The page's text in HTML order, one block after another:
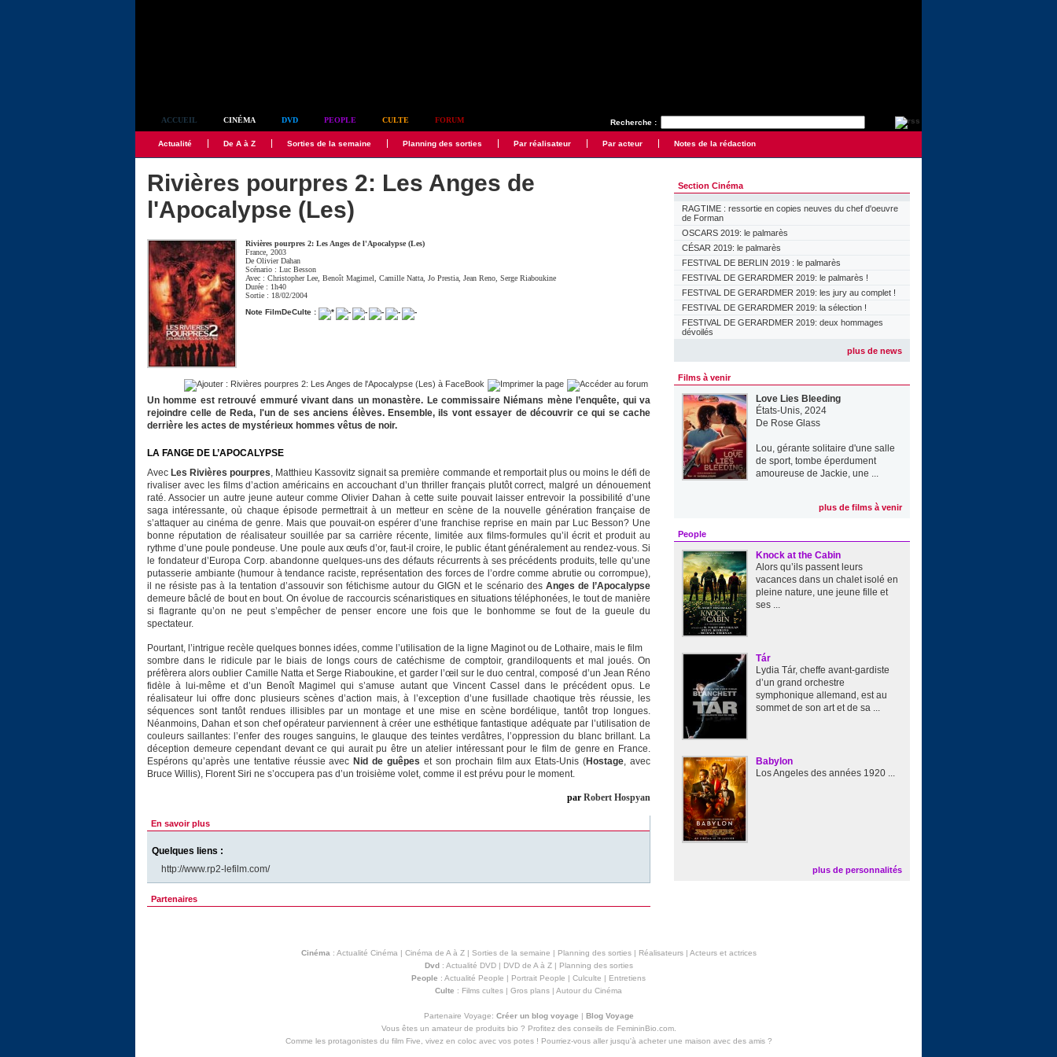
Recherche :
ACCUEIL CINÉMA DVD PEOPLE CULTE FORUM
Actualité De A à Z Sorties de la semaine Planning des sorties Par réalisateur Par acteur Notes de la rédaction
Rivières pourpres 2: Les Anges de
l'Apocalypse (Les)
Rivières pourpres 2: Les Anges de l'Apocalypse (Les)
France, 2003
DeOlivier Dahan
Scénario :Luc Besson
Avec :Christopher Lee ,Benoît Magimel ,Camille Natta ,Jo Prestia ,Jean Reno ,Serge Riaboukine
Durée : 1h40
Sortie : 18/02/2004
Note FilmDeCulte :
Un homme est retrouvé emmuré vivant dans un monastère. Le commissaire Niémans mène l’enquête, qui va
rejoindre celle de Reda, l'un de ses anciens élèves. Ensemble, ils vont essayer de découvrir ce qui se cache
derrière les actes de mystérieux hommes vêtus de noir.
LA FANGE DE L’APOCALYPSE
Avec Les Rivières pourpres, Matthieu Kassovitz signait sa première commande et remportait plus ou moins le défi de
rivaliser avec les films d’action américains en accouchant d’un thriller français plutôt correct, malgré un dénouement
raté. Associer un autre jeune auteur comme Olivier Dahan à cette suite pouvait laisser entrevoir la possibilité d’une
saga intéressante, où chaque épisode permettrait à un metteur en scène de la nouvelle génération française de
s’attaquer au cinéma de genre. Mais que pouvait-on espérer d’une franchise reprise en main par Luc Besson? Une
bonne réputation de réalisateur souillée par sa carrière récente, limitée aux films-formules qu’il écrit et produit au
rythme d’une poule pondeuse. Une poule aux œufs d’or, faut-il croire, le public étant généralement au rendez-vous. Si
le fondateur d’Europa Corp. abandonne quelques-uns des défauts récurrents à ses précédents produits, telle qu’une
putasserie ambiante (humour à tendance raciste, représentation des forces de l’ordre comme abrutie ou corrompue),
il ne résiste pas à la tentation d’assouvir son fétichisme autour du GIGN et le scénario des Anges de l’Apocalypse
demeure bâclé de bout en bout. On évolue de raccourcis scénaristiques en situations téléphonées, le tout de manière
si flagrante qu’on ne peut s’empêcher de penser encore une fois que le bonhomme se fout de la gueule du
spectateur.
Pourtant, l’intrigue recèle quelques bonnes idées, comme l’utilisation de la ligne Maginot ou de Lothaire, mais le film
sombre dans le ridicule par le biais de longs cours de catéchisme de comptoir, grandiloquents et mal joués. On
préfèrera alors oublier Camille Natta et Serge Riaboukine, et garder l’œil sur le duo central, composé d’un Jean Réno
fidèle à lui-même et d’un Benoît Magimel qui s’amuse autant que Vincent Cassel dans le précédent opus. Le
réalisateur lui offre donc plusieurs scènes d’action mais, à l’exception d’une fusillade chaotique très réussie, les
séquences sont tantôt rendues illisibles par un montage et une mise en scène bordélique, tantôt trop longues.
Néanmoins, Dahan et son chef opérateur parviennent à créer une esthétique fantastique adéquate par l’utilisation de
couleurs saillantes: l’enfer des rouges sanguins, le glauque des teintes verdâtres, l’oppression du blanc brillant. La
déception demeure cependant devant ce qui aurait pu être un atelier intéressant pour le film de genre en France.
Espérons qu’après une tentative réussie avec Nid de guêpes et son prochain film aux Etats-Unis (Hostage, avec
Bruce Willis), Florent Siri ne s’occupera pas d’un troisième volet, comme il est prévu pour le moment.
par Robert Hospyan
En savoir plus
Quelques liens :
http://www.rp2-lefilm.com/
Partenaires
Section Cinéma
RAGTIME : ressortie en copies neuves du chef d'oeuvre
de Forman
OSCARS 2019: le palmarès
CÉSAR 2019: le palmarès
FESTIVAL DE BERLIN 2019 : le palmarès
FESTIVAL DE GERARDMER 2019: le palmarès !
FESTIVAL DE GERARDMER 2019: les jury au complet !
FESTIVAL DE GERARDMER 2019: la sélection !
FESTIVAL DE GERARDMER 2019: deux hommages
dévoilés
plus de news
Films à venir
Love Lies Bleeding
États-Unis, 2024
De Rose Glass
Lou, gérante solitaire d'une salle
de sport, tombe éperdument
amoureuse de Jackie, une ...
plus de films à venir
People
Knock at the Cabin
Alors qu’ils passent leurs
vacances dans un chalet isolé en
pleine nature, une jeune fille et
ses ...
Tár
Lydia Tár, cheffe avant-gardiste
d’un grand orchestre
symphonique allemand, est au
sommet de son art et de sa ...
Babylon
Los Angeles des années 1920 ...
plus de personnalités
Cinéma: Actualité Cinéma| Cinéma de A à Z| Sorties de la semaine Planning des sorties| Réalisateurs| Acteurs et actrices
Dvd : Actualité DVD| DVD de A à Z|
Planning des sorties
People : Actualité People Portrait People Culculte
Entretiens
Culte : Films cultes Gros plans Autour du Cinéma
Partenaire Voyage: Créer un blog voyage
Blog Voyage
Vous êtes un amateur de produits bio ? Profitez des conseils de FemininBio.com.
Comme les protagonistes du film Five, vivez en coloc avec vos potes ! Pourriez-vous aller jusqu'à acheter une maison avec des amis?